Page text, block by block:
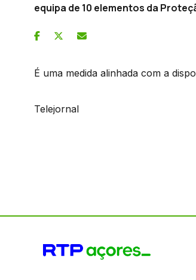
equipa de 10 elementos da
É uma medida alinhada com a
Telejornal